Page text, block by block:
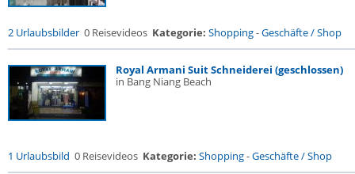
2 Urlaubsbilder 0 Reisevideos Kategorie: Shopping-Geschäfte / Shop
Royal Armani Suit Schneiderei (geschlossen)
in Bang Niang Beach
1 Urlaubsbild 0 Reisevideos Kategorie: Shopping-Geschäfte / Shop